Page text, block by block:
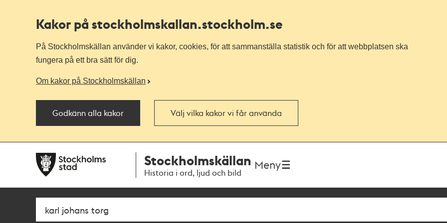
Kakor på stockholmskallan.stockholm.se
På Stockholmskällan använder vi kakor, cookies, för att sammanställa statistik och för att webbplatsen ska
fungera på ett bra sätt för dig.
Om kakor på Stockholmskällan
Godkänn alla kakor Välj vilka kakor vi får använda
navigationen
huvudinnehållet
Stockholmskällan
Historia i ord, ljud och bild
Meny
Sök